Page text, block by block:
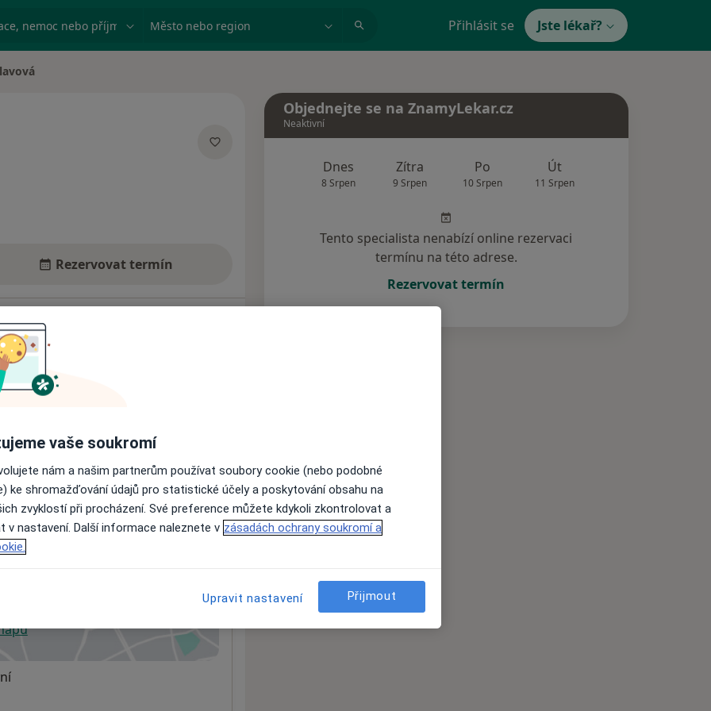
nemoc nebo příjmení Město nebo region Přihlásit se Jste lékař?
Rezervovat termín
nejsou k dispozici
informace o svých službách.
v nové záložce
Objednejte se na ZnamyLekar.cz
Neaktivní
Dnes
8 Srpen
Zítra
9 Srpen
Po
10 Srpen
Út
11 Srpen
Tento specialista nenabízí online rezervaci
termínu na této adrese.
Rezervovat termín
vaše soukromí
nám a našim partnerům používat soubory cookie (nebo podobné
ke shromažďování údajů pro statistické účely a poskytování obsahu na
zvyklostí při procházení. Své preference můžete kdykoli zkontrolovat a
v nastavení. Další informace naleznete v zásadách ochrany soukromí a
Upravit nastavení Přijmout